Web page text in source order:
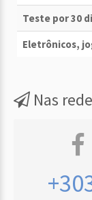
Teste por 30
Eletrônicos,
Nas